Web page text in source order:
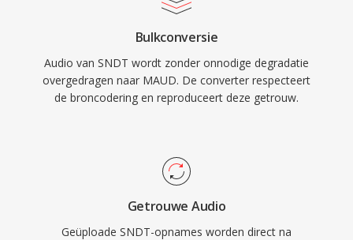
Bulkconversie
Audio van SNDT wordt zonder onnodige degradatie
overgedragen naar MAUD. De converter respecteert
de broncodering en reproduceert deze getrouw.
Getrouwe Audio
Geüploade SNDT-opnames worden direct na